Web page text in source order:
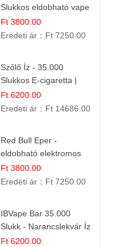
Slukkos eldobható vape
| Friss Gyümölcs
Kombináció
Ft 3800.00
Eredeti ár： Ft 7250.00
Szőlő Íz - 35.000
Slukkos E-cigaretta |
Friss Gyümölcs Aroma
Ft 6200.00
Eredeti ár： Ft 14686.00
Red Bull Eper -
eldobható elektromos
cigi | Energizáló
Gyümölcs Íz
Ft 3800.00
Eredeti ár： Ft 7250.00
IBVape Bar 35.000
Slukk - Narancslekvár Íz
| Prémium E-cigaretta
Ft 6200.00